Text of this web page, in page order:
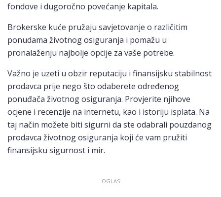
fondove i dugoročno povećanje kapitala.
Brokerske kuće pružaju savjetovanje o različitim
ponudama životnog osiguranja i pomažu u
pronalaženju najbolje opcije za vaše potrebe.
Važno je uzeti u obzir reputaciju i finansijsku stabilnost
prodavca prije nego što odaberete određenog
ponuđača životnog osiguranja. Provjerite njihove
ocjene i recenzije na internetu, kao i istoriju isplata. Na
taj način možete biti sigurni da ste odabrali pouzdanog
prodavca životnog osiguranja koji će vam pružiti
finansijsku sigurnost i mir.